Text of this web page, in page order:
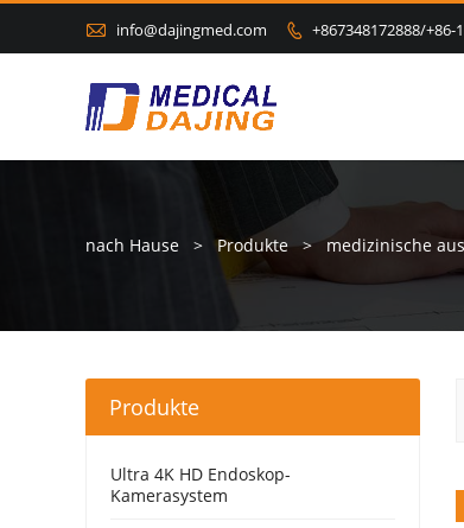
 info@dajingmed.com  +867348172888/+86-
nach Hause > Produkte > medizinische
Produkte
Ultra 4K HD Endoskop-
Kamerasystem